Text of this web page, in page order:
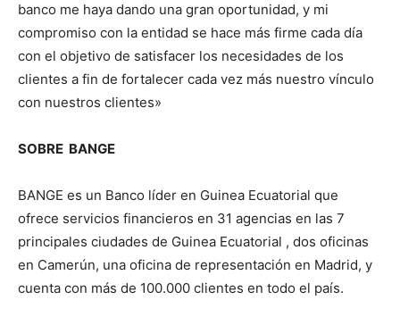
banco me haya dando una gran oportunidad, y mi
compromiso con la entidad se hace más firme cada día
con el objetivo de satisfacer los necesidades de los
clientes a fin de fortalecer cada vez más nuestro vínculo
con nuestros clientes»
SOBRE BANGE
BANGE es un Banco líder en Guinea Ecuatorial que
ofrece servicios financieros en 31 agencias en las 7
principales ciudades de Guinea Ecuatorial , dos oficinas
en Camerún, una oficina de representación en Madrid, y
cuenta con más de 100.000 clientes en todo el país.